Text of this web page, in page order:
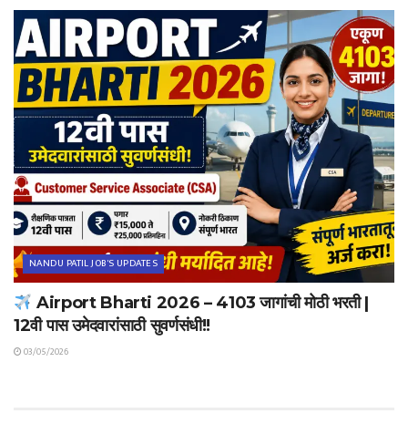
NANDU PATIL JOB'S UPDATES
Airport Bharti 2026 – 4103 जागांची मोठी भरती |
12वी पास उमेदवारांसाठी सुवर्णसंधी!!
03/05/2026